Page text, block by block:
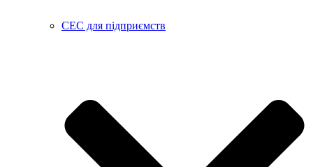
СЕС для підприємств